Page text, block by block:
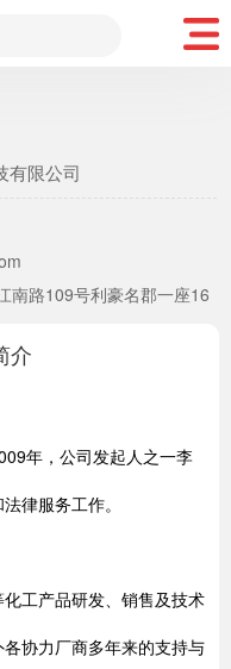
有限公司
南路109号利豪名郡一座16
介
年，公司发起人之一李
律服务工作。
工产品研发、销售及技术
协力厂商多年来的支持与